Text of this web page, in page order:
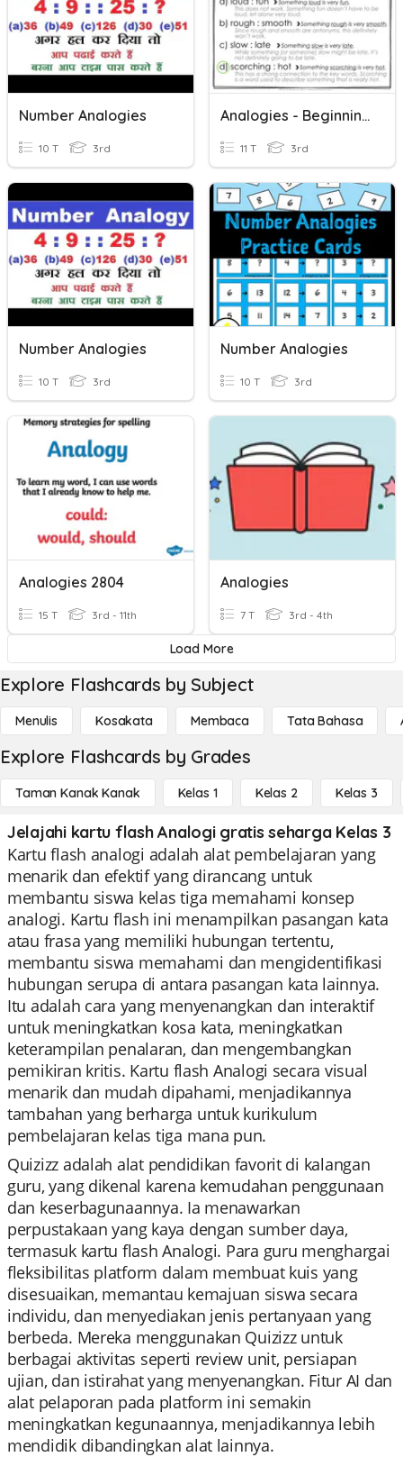
Number Analogies
10 T 3rd
Analogies - Beginning
11 T 3rd
Number Analogies
10 T 3rd
Number Analogies
10 T 3rd
Analogies 2804
15 T 3rd - 11th
Analogies
7 T 3rd - 4th
Load More
Explore Flashcards by Subject
Menulis Kosakata Membaca Tata Bahasa
Explore Flashcards by Grades
Taman Kanak Kanak Kelas 1 Kelas 2 Kelas 3
Jelajahi kartu flash Analogi gratis seharga Kelas 3
Kartu flash analogi adalah alat pembelajaran yang
menarik dan efektif yang dirancang untuk
membantu siswa kelas tiga memahami konsep
analogi. Kartu flash ini menampilkan pasangan kata
atau frasa yang memiliki hubungan tertentu,
membantu siswa memahami dan mengidentifikasi
hubungan serupa di antara pasangan kata lainnya.
Itu adalah cara yang menyenangkan dan interaktif
untuk meningkatkan kosa kata, meningkatkan
keterampilan penalaran, dan mengembangkan
pemikiran kritis. Kartu flash Analogi secara visual
menarik dan mudah dipahami, menjadikannya
tambahan yang berharga untuk kurikulum
pembelajaran kelas tiga mana pun.
Quizizz adalah alat pendidikan favorit di kalangan
guru, yang dikenal karena kemudahan penggunaan
dan keserbagunaannya. Ia menawarkan
perpustakaan yang kaya dengan sumber daya,
termasuk kartu flash Analogi. Para guru menghargai
fleksibilitas platform dalam membuat kuis yang
disesuaikan, memantau kemajuan siswa secara
individu, dan menyediakan jenis pertanyaan yang
berbeda. Mereka menggunakan Quizizz untuk
berbagai aktivitas seperti review unit, persiapan
ujian, dan istirahat yang menyenangkan. Fitur AI dan
alat pelaporan pada platform ini semakin
meningkatkan kegunaannya, menjadikannya lebih
mendidik dibandingkan alat lainnya.